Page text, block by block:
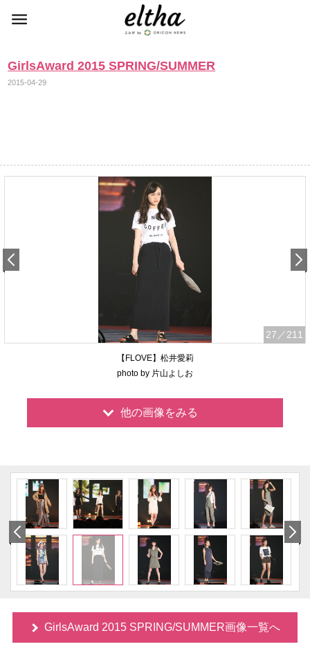
GirlsAward 2015 SPRING/SUMMER
2015-04-29
27 ／211
【FLOVE】松井愛莉
photo by 片山よしお
他の画像をみる
GirlsAward 2015 SPRING/SUMMER画像一覧へ